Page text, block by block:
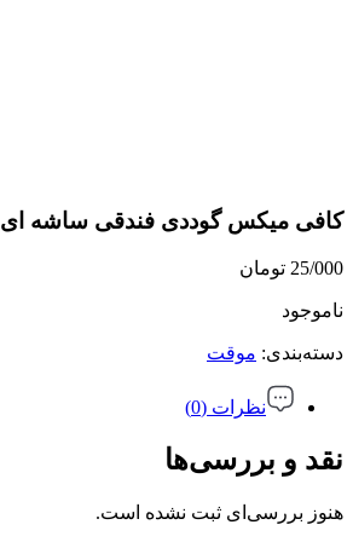
کافی میکس گوددی فندقی ساشه ای
25/000 تومان
ناموجود
دسته‌بندی: موقت
نظرات (0)
نقد و بررسی‌ها
هنوز بررسی‌ای ثبت نشده است.